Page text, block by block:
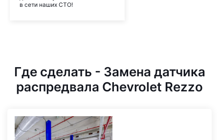
в сети наших СТО!
Где сделать - Замена датчика
распредвала Chevrolet Rezzo